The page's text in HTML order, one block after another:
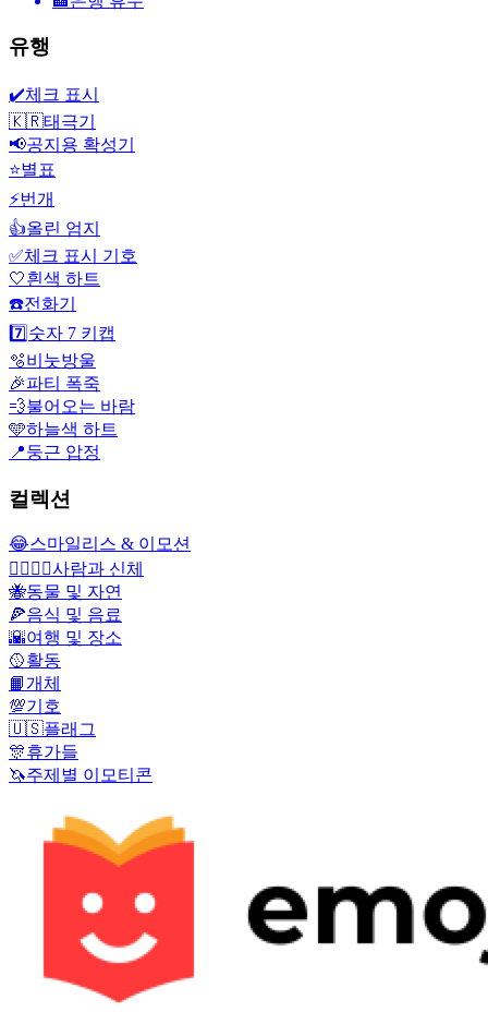
유행
✔️체크 표시
🇰🇷태극기
📢공지용 확성기
⭐별표
⚡번개
👍올린 엄지
✅체크 표시 기호
🤍흰색 하트
☎️전화기
7️⃣ 숫자 7 키캡
🫧비눗방울
🎉파티 폭죽
💨불어오는 바람
🩵하늘색 하트
📍둥근 압정
컬렉션
😂스마일리스 & 이모션
👩‍❤️‍💋‍👨사람과 신체
🐝동물 및 자연
🍕음식 및 음료
🌇여행 및 장소
🥎활동
📙개체
💯기호
🇺🇸플래그
🎊휴가들
🦄주제별 이모티콘